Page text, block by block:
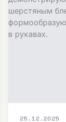
25.12.2025